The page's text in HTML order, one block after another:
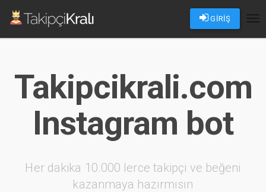
GİRİŞ
Takipcikrali.com
Instagram bot
Her dakika 10.000 lerce takipçi ve beğeni
kazanmaya hazırmısın